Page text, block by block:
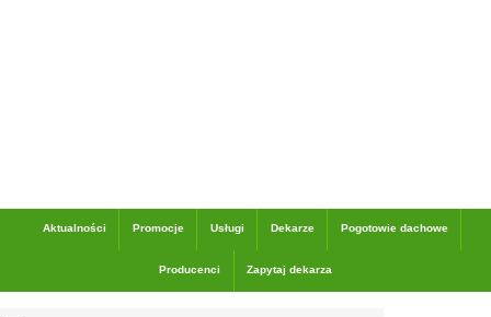
Aktualności Promocje Usługi Dekarze Pogotowie dachowe
Producenci Zapytaj dekarza